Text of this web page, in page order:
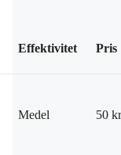
Effektivitet Pris
Medel 50 kr